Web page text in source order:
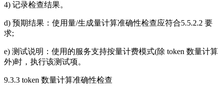
4) 记录检查结果。
d) 预期结果：使用量/生成量计算准确性检查应符合5.5.2.2 要
求;
e) 测试说明：使用的服务支持按量计费模式(除 token 数量计算
外)时，执行该测试项。
9.3.3 token 数量计算准确性检查